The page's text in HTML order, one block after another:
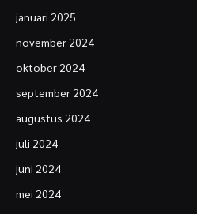
januari 2025
november 2024
oktober 2024
september 2024
augustus 2024
juli 2024
juni 2024
mei 2024